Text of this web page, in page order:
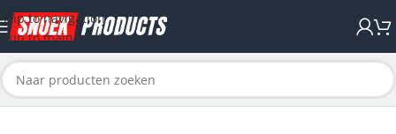
Skip to navigation
Skip to main content